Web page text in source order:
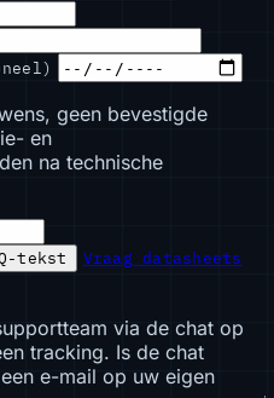
geen bevestigde
en
na technische
tekst
Vraag datasheets
via de chat op
tracking. Is de chat
e-mail op uw eigen